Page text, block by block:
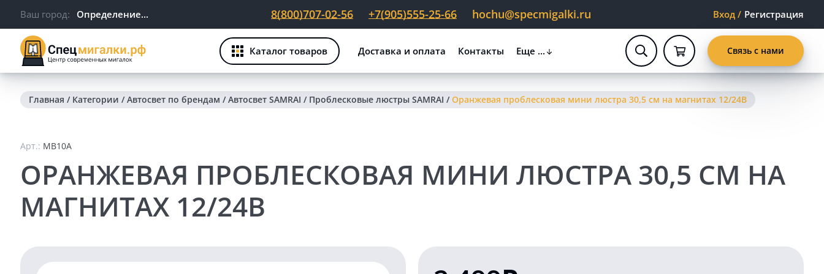
Ваш город: Определение... 8(800)707-02-56 +7(905)555-25-66 hochu@specmigalki.ru Вход / Регистрация
Каталог товаров Доставка и оплата Контакты Еще ... Связь с нами
Главная / Категории /Автосвет по брендам /Автосвет SAMRAI / Проблесковые люстры SAMRAI /Оранжевая проблесковая мини люстра 30,5 см на магнитах 12/24В
Арт.: MB10A
ОРАНЖЕВАЯ ПРОБЛЕСКОВАЯ МИНИ ЛЮСТРА 30,5 СМ НА
МАГНИТАХ 12/24В